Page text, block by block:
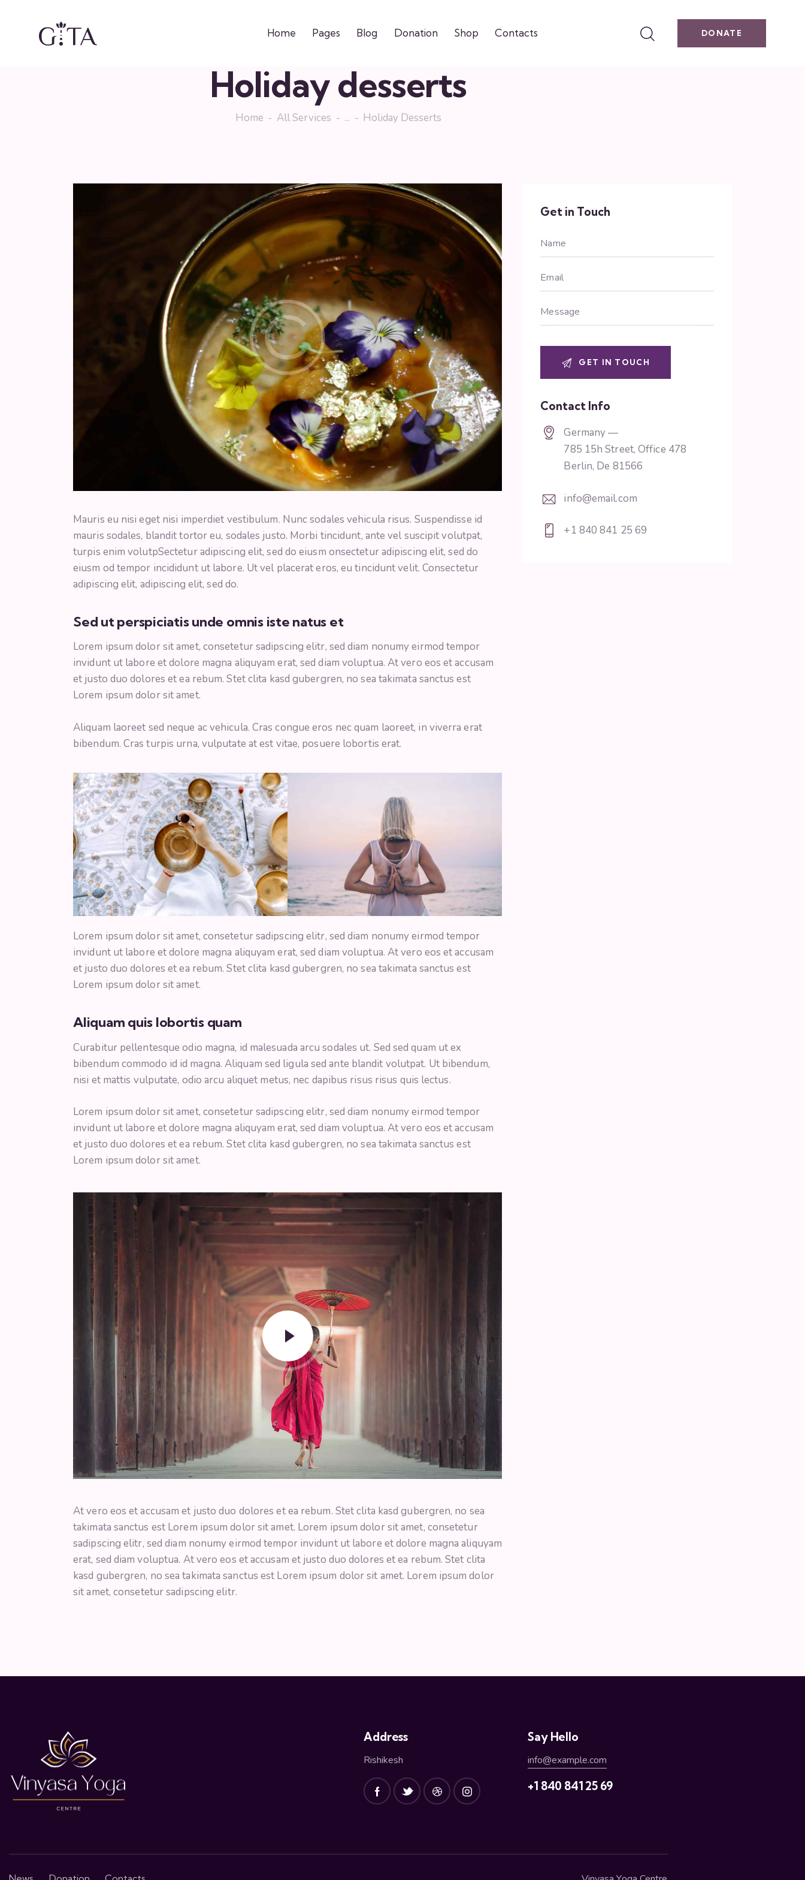
Home Pages Blog Donation Shop Contacts DONATE
Holiday desserts
Home All Services ... Holiday Desserts
Mauris eu nisi eget nisi imperdiet vestibulum. Nunc sodales vehicula risus. Suspendisse id
mauris sodales, blandit tortor eu, sodales justo. Morbi tincidunt, ante vel suscipit volutpat,
turpis enim volutpSectetur adipiscing elit, sed do eiusm onsectetur adipiscing elit, sed do
eiusm od tempor incididunt ut labore. Ut vel placerat eros, eu tincidunt velit. Consectetur
adipiscing elit, adipiscing elit, sed do.
Sed ut perspiciatis unde omnis iste natus et
Lorem ipsum dolor sit amet, consetetur sadipscing elitr, sed diam nonumy eirmod tempor
invidunt ut labore et dolore magna aliquyam erat, sed diam voluptua. At vero eos et accusam
et justo duo dolores et ea rebum. Stet clita kasd gubergren, no sea takimata sanctus est
Lorem ipsum dolor sit amet.
Aliquam laoreet sed neque ac vehicula. Cras congue eros nec quam laoreet, in viverra erat
bibendum. Cras turpis urna, vulputate at est vitae, posuere lobortis erat.
Lorem ipsum dolor sit amet, consetetur sadipscing elitr, sed diam nonumy eirmod tempor
invidunt ut labore et dolore magna aliquyam erat, sed diam voluptua. At vero eos et accusam
et justo duo dolores et ea rebum. Stet clita kasd gubergren, no sea takimata sanctus est
Lorem ipsum dolor sit amet.
Aliquam quis lobortis quam
Curabitur pellentesque odio magna, id malesuada arcu sodales ut. Sed sed quam ut ex
bibendum commodo id id magna. Aliquam sed ligula sed ante blandit volutpat. Ut bibendum,
nisi et mattis vulputate, odio arcu aliquet metus, nec dapibus risus risus quis lectus.
Lorem ipsum dolor sit amet, consetetur sadipscing elitr, sed diam nonumy eirmod tempor
invidunt ut labore et dolore magna aliquyam erat, sed diam voluptua. At vero eos et accusam
et justo duo dolores et ea rebum. Stet clita kasd gubergren, no sea takimata sanctus est
Lorem ipsum dolor sit amet.
At vero eos et accusam et justo duo dolores et ea rebum. Stet clita kasd gubergren, no sea
takimata sanctus est Lorem ipsum dolor sit amet. Lorem ipsum dolor sit amet, consetetur
sadipscing elitr, sed diam nonumy eirmod tempor invidunt ut labore et dolore magna aliquyam
erat, sed diam voluptua. At vero eos et accusam et justo duo dolores et ea rebum. Stet clita
kasd gubergren, no sea takimata sanctus est Lorem ipsum dolor sit amet. Lorem ipsum dolor
sit amet, consetetur sadipscing elitr.
Get in Touch
Contact Info
Germany —
785 15h Street, Office 478
Berlin, De 81566
info@email.com
+1 840 841 25 69
Address
Rishikesh
Say Hello
info@example.com
+1 840 841 25 69